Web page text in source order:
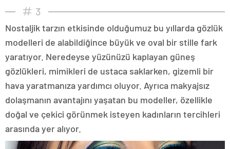
3
Nostaljik tarzın etkisinde olduğumuz bu yıllarda gözlük
modelleri de alabildiğince büyük ve oval bir stille fark
yaratıyor. Neredeyse yüzünüzü kaplayan güneş
gözlükleri, mimikleri de ustaca saklarken, gizemli bir
hava yaratmanıza yardımcı oluyor. Ayrıca makyajsız
dolaşmanın avantajını yaşatan bu modeller, özellikle
doğal ve çekici görünmek isteyen kadınların tercihleri
arasında yer alıyor.